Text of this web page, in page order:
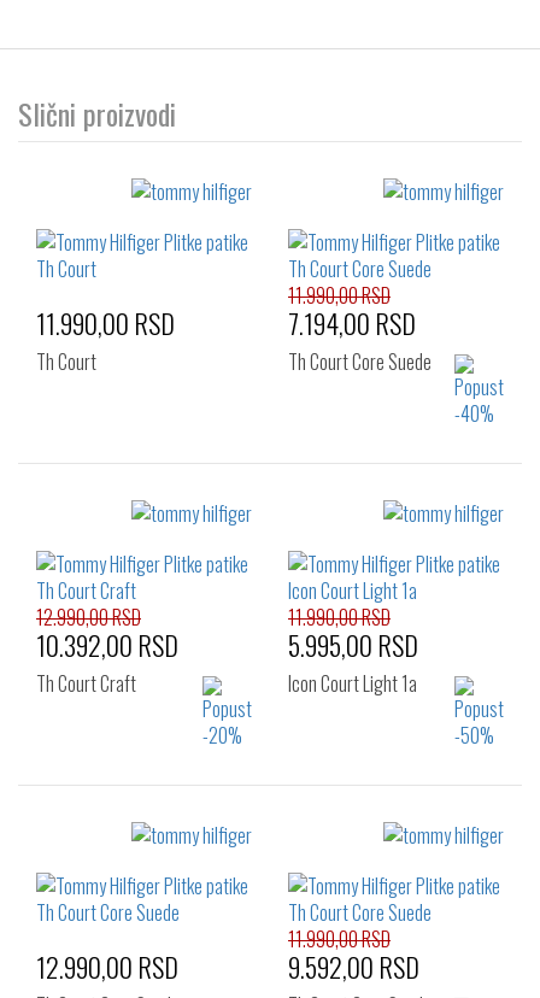
Slični proizvodi
Izaberi željeni broj:
43
44
45
46
11.990,00 RSD
Th Court
Izaberi željeni broj:
43
44 46
11.990,00 RSD
7.194,00 RSD
Th Court Core Suede
Izaberi željeni broj:
12.990,00 RSD
10.392,00 RSD
Th Court Craft
Izaberi željeni broj:
43
44
45
46
11.990,00 RSD
5.995,00 RSD
Icon Court Light 1a
12.990,00 RSD
11.990,00 RSD
9.592,00 RSD